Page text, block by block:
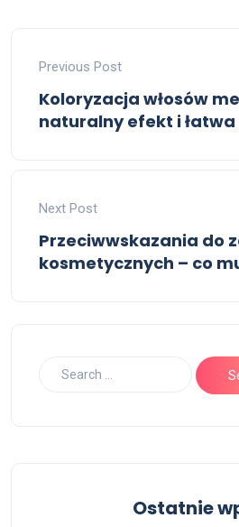
Previous Post
Koloryzacja włosów
naturalny efekt i
Next Post
Przeciwwskazania do
kosmetycznych – co
Ostatnie